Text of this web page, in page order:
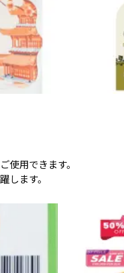
用できます。
ます。